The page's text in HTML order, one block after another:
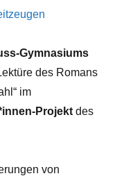
Gymnasiums
des Romans
im
Projekt des
von